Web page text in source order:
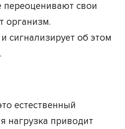
свои
организм.
сигнализирует об этом
естественный
нагрузка приводит